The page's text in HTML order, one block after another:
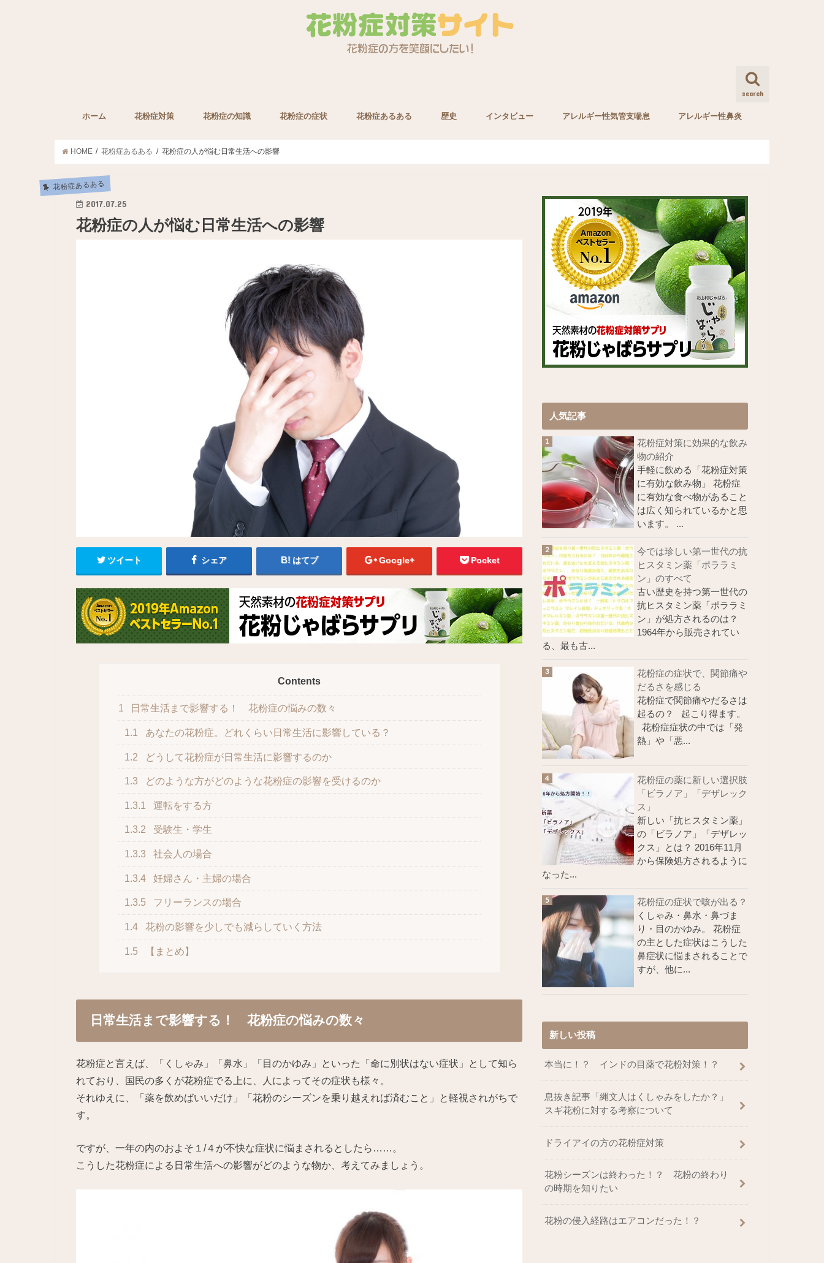
search
ホーム 花粉症対策 花粉症の知識 花粉症の症状 花粉症あるある 歴史 インタビュー アレルギー性気管支喘息 アレルギー性鼻炎
HOME 花粉症あるある 花粉症の人が悩む日常生活への影響
花粉症あるある
2017.07.25
花粉症の人が悩む日常生活への影響
ツイート シェア はてブ Google+ Pocket
Contents
1 日常生活まで影響する！ 花粉症の悩みの数々
1.1 あなたの花粉症。どれくらい日常生活に影響している？
1.2 どうして花粉症が日常生活に影響するのか
1.3 どのような方がどのような花粉症の影響を受けるのか
1.3.1 運転をする方
1.3.2 受験生・学生
1.3.3 社会人の場合
1.3.4 妊婦さん・主婦の場合
1.3.5 フリーランスの場合
1.4 花粉の影響を少しでも減らしていく方法
1.5 【まとめ】
日常生活まで影響する！ 花粉症の悩みの数々
花粉症と言えば、「くしゃみ」「鼻水」「目のかゆみ」といった「命に別状はない症状」として知ら
れており、国民の多くが花粉症でる上に、人によってその症状も様々。
それゆえに、「薬を飲めばいいだけ」「花粉のシーズンを乗り越えれば済むこと」と軽視されがちで
す。
ですが、一年の内のおよそ１/４が不快な症状に悩まされるとしたら……。
こうした花粉症による日常生活への影響がどのような物か、考えてみましょう。
人気記事
花粉症対策に効果的な飲み
物の紹介
手軽に飲める「花粉症対策
に有効な飲み物」 花粉症
に有効な食べ物があること
は広く知られているかと思
います。 ...
今では珍しい第一世代の抗
ヒスタミン薬「ポララミ
ン」のすべて
古い歴史を持つ第一世代の
抗ヒスタミン薬「ポララミ
ン」が処方されるのは？
1964年から販売されてい
る、最も古...
花粉症の症状で、関節痛や
だるさを感じる
花粉症で関節痛やだるさは
起るの？ 起こり得ます。
花粉症症状の中では「発
熱」や「悪...
花粉症の薬に新しい選択肢
「ビラノア」「デザレック
ス」
新しい「抗ヒスタミン薬」
の「ビラノア」「デザレッ
クス」とは？ 2016年11月
から保険処方されるように
なった...
花粉症の症状で咳が出る？
くしゃみ・鼻水・鼻づま
り・目のかゆみ。 花粉症
の主とした症状はこうした
鼻症状に悩まされることで
すが、他に...
新しい投稿
本当に！？ インドの目薬で花粉対策！？
息抜き記事「縄文人はくしゃみをしたか？」
スギ花粉に対する考察について
ドライアイの方の花粉症対策
花粉シーズンは終わった！？ 花粉の終わり
の時期を知りたい
花粉の侵入経路はエアコンだった！？